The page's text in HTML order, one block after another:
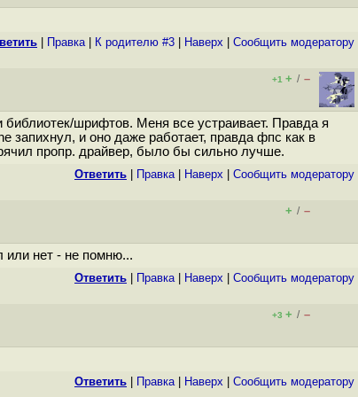
Правка| К родителю #3 Наверх Cообщить модератору
+1 + / –
шрифтов. Меня все устраивает. Правда я
запихнул, и оно даже работает, правда фпс как в
пропр. драйвер, было бы сильно лучше.
Ответить Правка| Наверх Cообщить модератору
+ / –
или нет - не помню...
Ответить Правка| Наверх Cообщить модератору
+3 + / –
Ответить Правка| Наверх Cообщить модератору